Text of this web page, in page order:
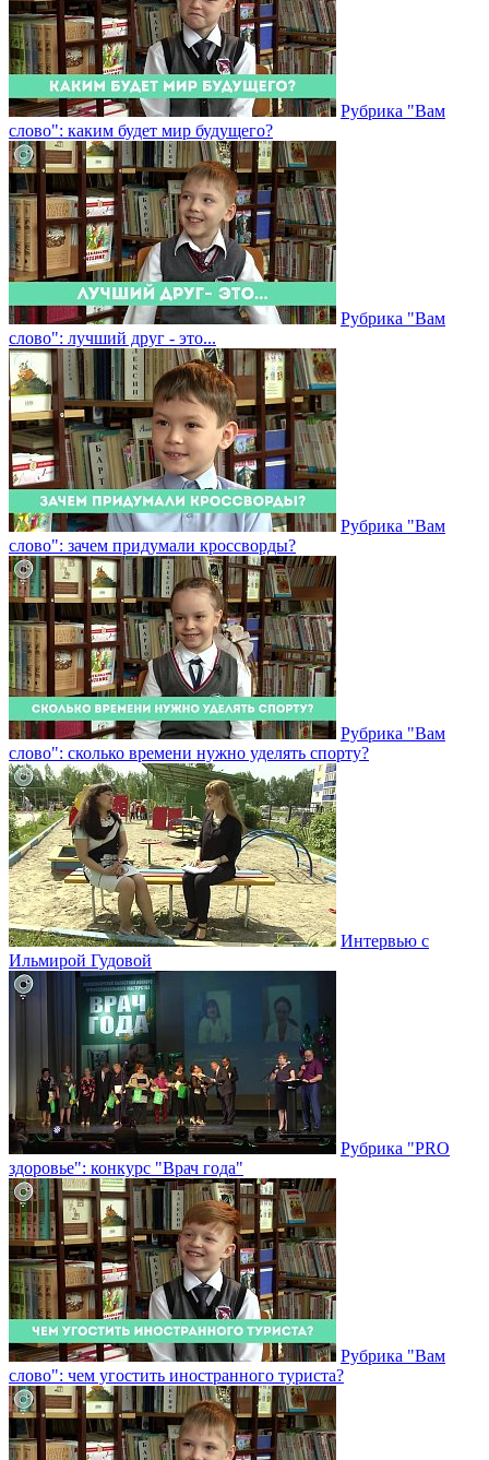
Рубрика "Вам
слово": каким будет мир будущего?
Рубрика "Вам
слово": лучший друг - это...
Рубрика "Вам
слово": зачем придумали кроссворды?
Рубрика "Вам
слово": сколько времени нужно уделять спорту?
Интервью с
Ильмирой Гудовой
Рубрика "PRO
здоровье": конкурс "Врач года"
Рубрика "Вам
слово": чем угостить иностранного туриста?